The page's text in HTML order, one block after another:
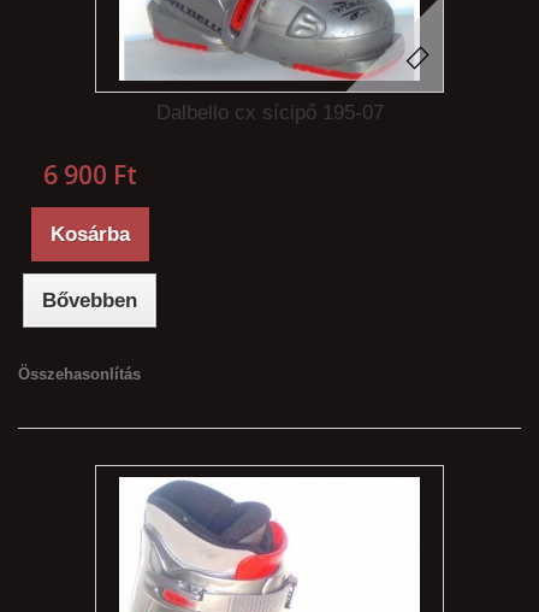
Dalbello cx sícipő 195-07
6 900 Ft‎
Kosárba
Bővebben
Összehasonlítás